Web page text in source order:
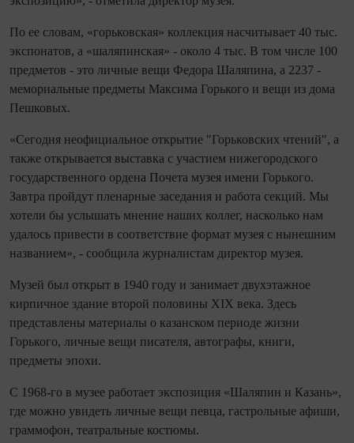
По ее словам, «горьковская» коллекция насчитывает 40 тыс.
экспонатов, а «шаляпинская» - около 4 тыс. В том числе 100
предметов - это личные вещи Федора Шаляпина, а 2237 -
мемориальные предметы Максима Горького и вещи из дома
Пешковых.
«Сегодня неофициальное открытие "Горьковских чтений", а
также открывается выставка с участием нижегородского
государственного ордена Почета музея имени Горького.
Завтра пройдут пленарные заседания и работа секций. Мы
хотели бы услышать мнение наших коллег, насколько нам
удалось привести в соответствие формат музея с нынешним
названием», - сообщила журналистам директор музея.
Музей был открыт в 1940 году и занимает двухэтажное
кирпичное здание второй половины XIX века. Здесь
представлены материалы о казанском периоде жизни
Горького, личные вещи писателя, автографы, книги,
предметы эпохи.
С 1968-го в музее работает экспозиция «Шаляпин и Казань»,
где можно увидеть личные вещи певца, гастрольные афиши,
граммофон, театральные костюмы.